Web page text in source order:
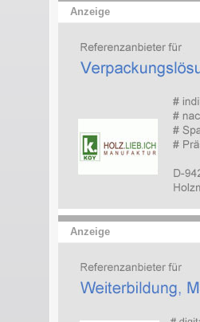
Anzeige
Anzeige